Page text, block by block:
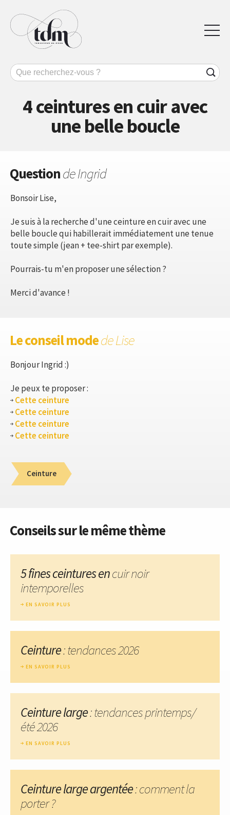
4 ceintures en cuir avec
une belle boucle
Questionde Ingrid
Bonsoir Lise,
Je suis à la recherche d'une ceinture en cuir avec une
belle boucle qui habillerait immédiatement une tenue
toute simple (jean + tee-shirt par exemple).
Pourrais-tu m'en proposer une sélection ?
Merci d'avance !
Le conseil modede Lise
Bonjour Ingrid :)
Je peux te proposer :
Cette ceinture
Cette ceinture
Cette ceinture
Cette ceinture
Ceinture
Conseils sur le même thème
5 fines ceintures encuir noir
intemporelles
EN SAVOIR PLUS
Ceinture: tendances 2026
EN SAVOIR PLUS
Ceinture large: tendances printemps/
été 2026
EN SAVOIR PLUS
Ceinture large argentée: comment la
porter ?